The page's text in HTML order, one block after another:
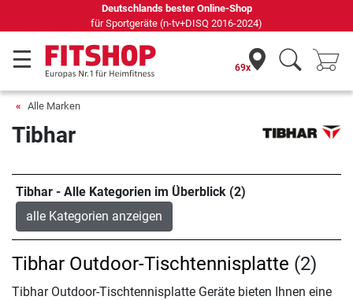
Deutschlands bester Online-Shop
für Sportgeräte (n-tv+DISQ 2016-2024)
69x
Alle Marken
Tibhar
Tibhar - Alle Kategorien im Überblick (2)
alle Kategorien anzeigen
Tibhar Outdoor-Tischtennisplatte (2)
Tibhar Outdoor-Tischtennisplatte Geräte bieten Ihnen eine